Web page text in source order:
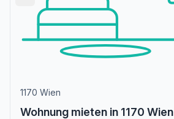
1170 Wien
Wohnung mieten in 1170 Wien